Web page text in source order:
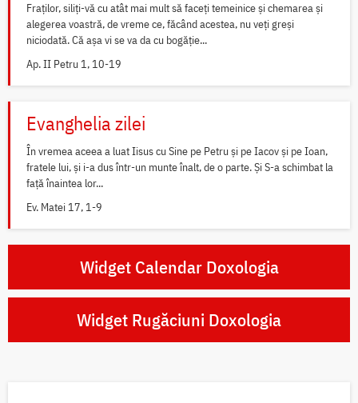
Fraților, siliți-vă cu atât mai mult să faceți temeinice și chemarea și
alegerea voastră, de vreme ce, făcând acestea, nu veți greși
niciodată. Că așa vi se va da cu bogăție...
Ap. II Petru 1, 10-19
Evanghelia zilei
În vremea aceea a luat Iisus cu Sine pe Petru și pe Iacov și pe Ioan,
fratele lui, și i-a dus într-un munte înalt, de o parte. Și S-a schimbat la
față înaintea lor...
Ev. Matei 17, 1-9
Widget Calendar Doxologia
Widget Rugăciuni Doxologia